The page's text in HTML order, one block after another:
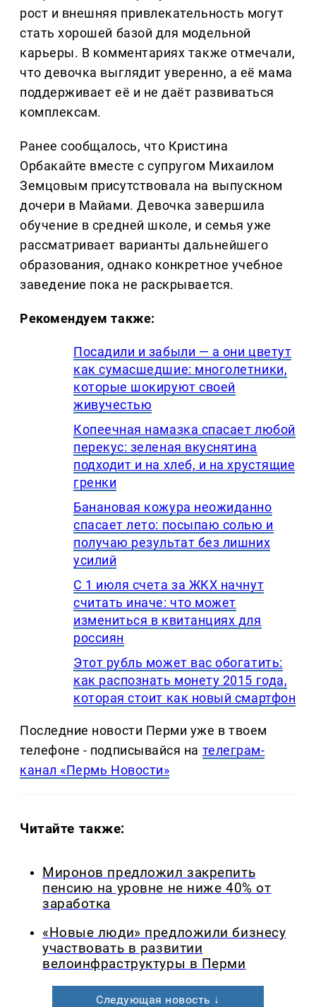
рост и внешняя привлекательность могут
стать хорошей базой для модельной
карьеры. В комментариях также отмечали,
что девочка выглядит уверенно, а её мама
поддерживает её и не даёт развиваться
комплексам.
Ранее сообщалось, что Кристина
Орбакайте вместе с супругом Михаилом
Земцовым присутствовала на выпускном
дочери в Майами. Девочка завершила
обучение в средней школе, и семья уже
рассматривает варианты дальнейшего
образования, однако конкретное учебное
заведение пока не раскрывается.
Рекомендуем также:
Посадили и забыли — а они цветут
как сумасшедшие: многолетники,
которые шокируют своей
живучестью
Копеечная намазка спасает любой
перекус: зеленая вкуснятина
подходит и на хлеб, и на хрустящие
гренки
Банановая кожура неожиданно
спасает лето: посыпаю солью и
получаю результат без лишних
усилий
С 1 июля счета за ЖКХ начнут
считать иначе: что может
измениться в квитанциях для
россиян
Этот рубль может вас обогатить:
как распознать монету 2015 года,
которая стоит как новый смартфон
Последние новости Перми уже в твоем
телефоне - подписывайся на телеграм-
канал «Пермь Новости»
Читайте также:
Миронов предложил закрепить
пенсию на уровне не ниже 40% от
заработка
«Новые люди» предложили бизнесу
участвовать в развитии
велоинфраструктуры в Перми
Следующая новость ↓